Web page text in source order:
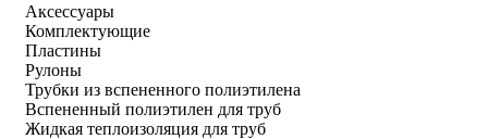
Аксессуары
Комплектующие
Пластины
Рулоны
Трубки из вспененного полиэтилена
Вспененный полиэтилен для труб
Жидкая теплоизоляция для труб